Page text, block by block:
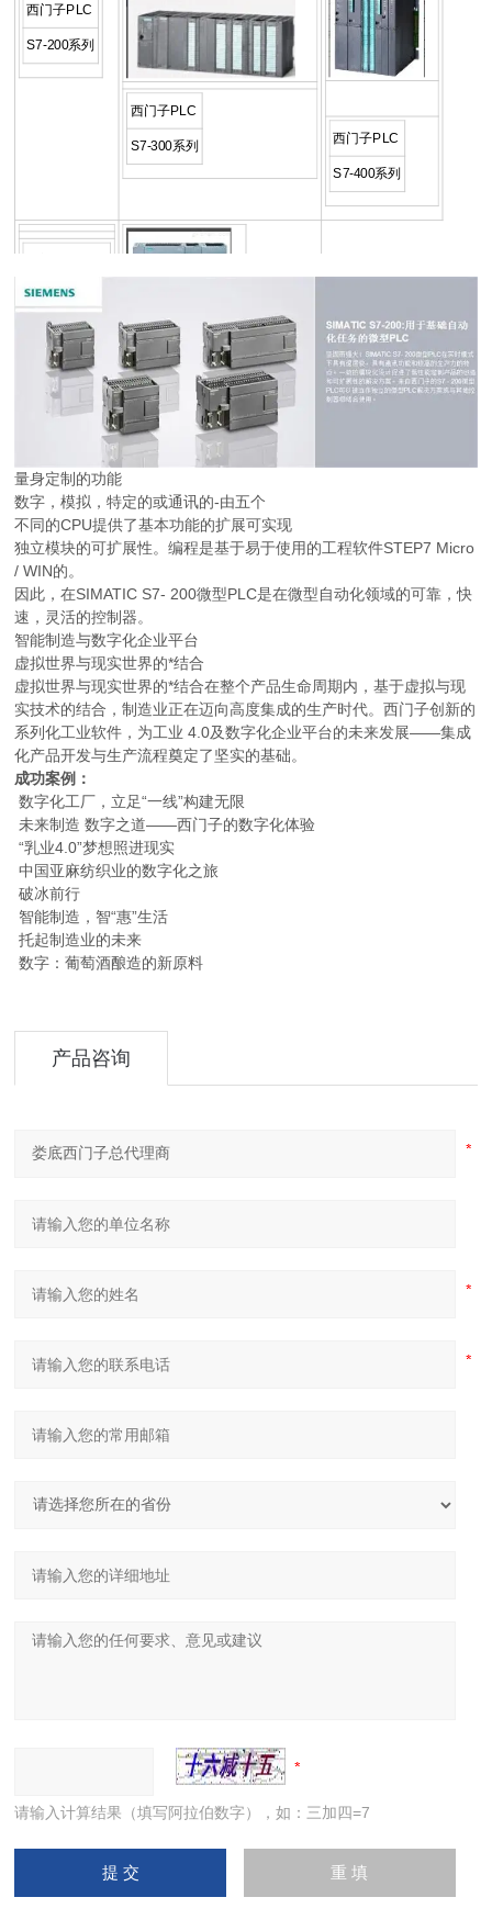
西门子PLC
S7-200系列
西门子PLC
S7-300系列
西门子PLC
S7-400系列
S7-200CN系
西门子PLC
量身定制的功能
数字，模拟，特定的或通讯的-由五个
不同的CPU提供了基本功能的扩展可实现
独立模块的可扩展性。编程是基于易于使用的工程软件STEP7 Micro
/ WIN的。
因此，在SIMATIC S7- 200微型PLC是在微型自动化领域的可靠，快
速，灵活的控制器。
智能制造与数字化企业平台
虚拟世界与现实世界的*结合
虚拟世界与现实世界的*结合在整个产品生命周期内，基于虚拟与现
实技术的结合，制造业正在迈向高度集成的生产时代。西门子创新的
系列化工业软件，为工业 4.0及数字化企业平台的未来发展——集成
化产品开发与生产流程奠定了坚实的基础。
成功案例：
数字化工厂，立足“一线”构建无限
未来制造 数字之道——西门子的数字化体验
“乳业4.0”梦想照进现实
中国亚麻纺织业的数字化之旅
破冰前行
智能制造，智“惠”生活
托起制造业的未来
数字：葡萄酒酿造的新原料
产品咨询
请输入计算结果（填写阿拉伯数字），如：三加四=7